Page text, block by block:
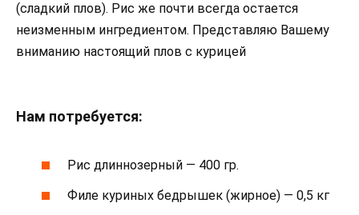
(сладкий плов). Рис же почти всегда остается
неизменным ингредиентом. Представляю Вашему
вниманию настоящий плов с курицей
Нам потребуется:
Рис длиннозерный — 400 гр.
Филе куриных бедрышек (жирное) — 0,5 кг